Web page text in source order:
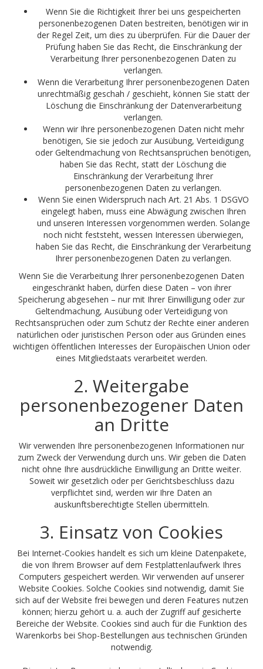
Wenn Sie die Richtigkeit Ihrer bei uns gespeicherten
personenbezogenen Daten bestreiten, benötigen wir in
der Regel Zeit, um dies zu überprüfen. Für die Dauer der
Prüfung haben Sie das Recht, die Einschränkung der
Verarbeitung Ihrer personenbezogenen Daten zu
verlangen.
Wenn die Verarbeitung Ihrer personenbezogenen Daten
unrechtmäßig geschah / geschieht, können Sie statt der
Löschung die Einschränkung der Datenverarbeitung
verlangen.
Wenn wir Ihre personenbezogenen Daten nicht mehr
benötigen, Sie sie jedoch zur Ausübung, Verteidigung
oder Geltendmachung von Rechtsansprüchen benötigen,
haben Sie das Recht, statt der Löschung die
Einschränkung der Verarbeitung Ihrer
personenbezogenen Daten zu verlangen.
Wenn Sie einen Widerspruch nach Art. 21 Abs. 1 DSGVO
eingelegt haben, muss eine Abwägung zwischen Ihren
und unseren Interessen vorgenommen werden. Solange
noch nicht feststeht, wessen Interessen überwiegen,
haben Sie das Recht, die Einschränkung der Verarbeitung
Ihrer personenbezogenen Daten zu verlangen.
Wenn Sie die Verarbeitung Ihrer personenbezogenen Daten
eingeschränkt haben, dürfen diese Daten – von ihrer
Speicherung abgesehen – nur mit Ihrer Einwilligung oder zur
Geltendmachung, Ausübung oder Verteidigung von
Rechtsansprüchen oder zum Schutz der Rechte einer anderen
natürlichen oder juristischen Person oder aus Gründen eines
wichtigen öffentlichen Interesses der Europäischen Union oder
eines Mitgliedstaats verarbeitet werden.
2. Weitergabe
personenbezogener Daten
an Dritte
Wir verwenden Ihre personenbezogenen Informationen nur
zum Zweck der Verwendung durch uns. Wir geben die Daten
nicht ohne Ihre ausdrückliche Einwilligung an Dritte weiter.
Soweit wir gesetzlich oder per Gerichtsbeschluss dazu
verpflichtet sind, werden wir Ihre Daten an
auskunftsberechtigte Stellen übermitteln.
3. Einsatz von Cookies
Bei Internet-Cookies handelt es sich um kleine Datenpakete,
die von Ihrem Browser auf dem Festplattenlaufwerk Ihres
Computers gespeichert werden. Wir verwenden auf unserer
Website Cookies. Solche Cookies sind notwendig, damit Sie
sich auf der Website frei bewegen und deren Features nutzen
können; hierzu gehört u. a. auch der Zugriff auf gesicherte
Bereiche der Website. Cookies sind auch für die Funktion des
Warenkorbs bei Shop-Bestellungen aus technischen Gründen
notwendig.